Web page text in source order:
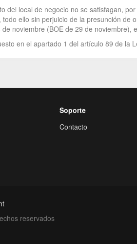
del local de negocio no se satisfagan,
ello sin perjuicio de la presunción de
noviembre (BOE de 29 de noviembre),
en el apartado 1 del artículo 89 de la
Soporte
Contacto
reservados